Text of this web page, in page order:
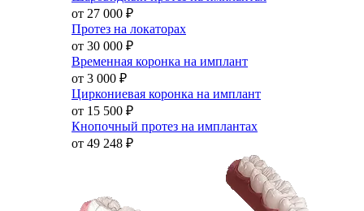
от 27 000 ₽
Протез на локаторах
от 30 000 ₽
Временная коронка на имплант
от 3 000 ₽
Циркониевая коронка на имплант
от 15 500 ₽
Кнопочный протез на имплантах
от 49 248 ₽